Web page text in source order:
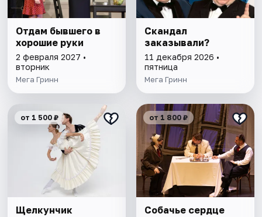
Отдам бывшего в
хорошие руки
2 февраля 2027 •
вторник
Мега Гринн
Скандал
заказывали?
11 декабря 2026 •
пятница
Мега Гринн
от 1 500 ₽
Щелкунчик
от 1 800 ₽
Собачье сердце